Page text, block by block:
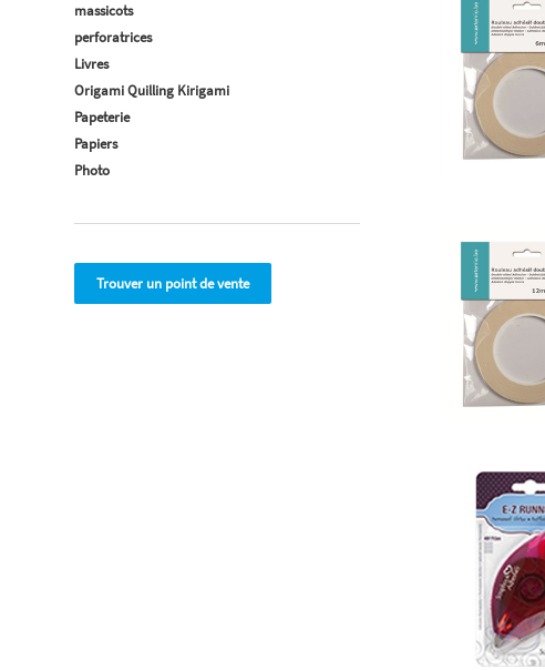
massicots
perforatrices
Livres
Origami Quilling Kirigami
Papeterie
Papiers
Photo
Trouver un point de vente